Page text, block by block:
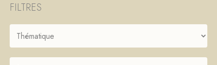
FILTRES